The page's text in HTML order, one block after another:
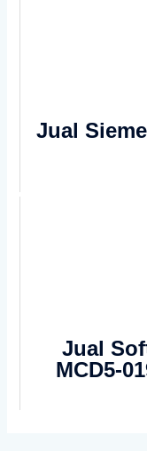
Jual
Jual
MCD5-